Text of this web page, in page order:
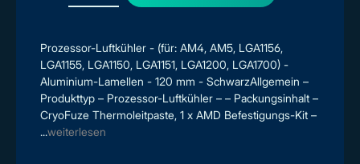
Prozessor-Luftkühler - (für: AM4, AM5, LGA1156,
LGA1155, LGA1150, LGA1151, LGA1200, LGA1700) -
Aluminium-Lamellen - 120 mm - SchwarzAllgemein –
Produkttyp – Prozessor-Luftkühler – – Packungsinhalt –
CryoFuze Thermoleitpaste, 1 x AMD Befestigungs-Kit –
...weiterlesen